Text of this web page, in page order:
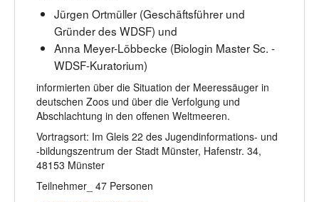
Jürgen Ortmüller (Geschäftsführer und
Gründer des WDSF) und
Anna Meyer-Löbbecke (Biologin Master Sc. -
WDSF-Kuratorium)
informierten über die Situation der Meeressäuger in
deutschen Zoos und über die Verfolgung und
Abschlachtung in den offenen Weltmeeren.
Vortragsort: Im Gleis 22 des Jugendinformations- und
-bildungszentrum der Stadt Münster, Hafenstr. 34,
48153 Münster
Teilnehmer_ 47 Personen